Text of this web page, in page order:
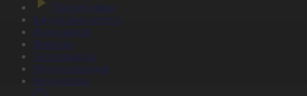
Тікелей эфир
Бағдарлама кестесі
Жаңалықтар
Жобалар
Телехикаялар
Мультсериалдар
Видеоархив